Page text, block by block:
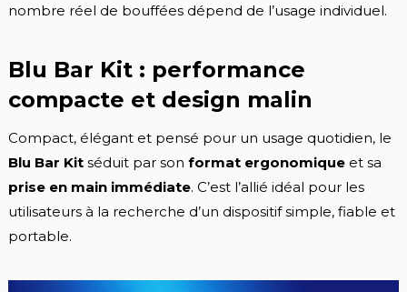
nombre réel de bouffées dépend de l’usage individuel.
Blu Bar Kit : performance
compacte et design malin
Compact, élégant et pensé pour un usage quotidien, le
Blu Bar Kitséduit par son format ergonomiqueet sa
prise en main immédiate. C’est l’allié idéal pour les
utilisateurs à la recherche d’un dispositif simple, fiable et
portable.